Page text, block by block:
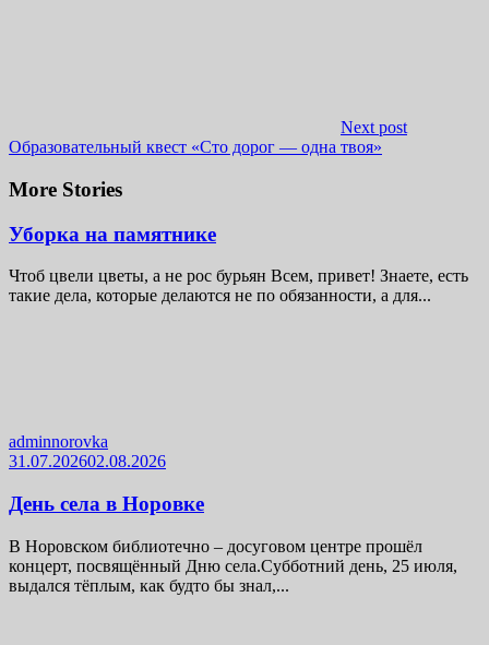
Next post
Образовательный квест «Сто дорог — одна твоя»
More Stories
Уборка на памятнике
Чтоб цвели цветы, а не рос бурьян Всем, привет! Знаете, есть
такие дела, которые делаются не по обязанности, а для...
adminnorovka
31.07.202602.08.2026
День села в Норовке
В Норовском библиотечно – досуговом центре прошёл
концерт, посвящённый Дню села.Субботний день, 25 июля,
выдался тёплым, как будто бы знал,...